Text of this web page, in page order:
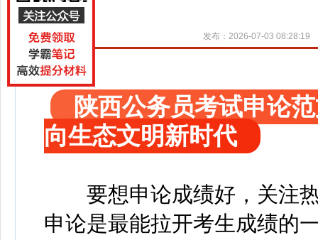
发布：2026-07-03 08:28:19
陕西公务员考试申论
向生态文明新时代
要想申论成绩好，关注
申论是最能拉开考生成绩的